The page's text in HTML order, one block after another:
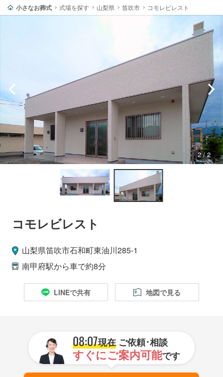
小さなお葬式 式場を探す 山梨県 笛吹市 コモレビレスト
2 / 2
コモレビレスト
山梨県笛吹市石和町東油川285-1
南甲府駅から車で約8分
LINEで共有 地図で見る
08:07現在ご依頼･相談
すぐにご案内可能です